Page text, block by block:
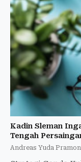
Kadin Sleman
Tengah
Andreas Yuda